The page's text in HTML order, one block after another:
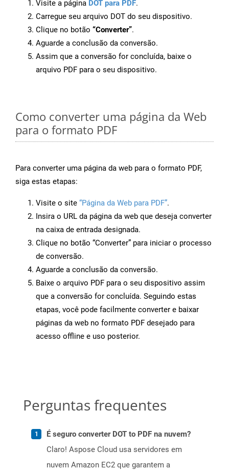
Visite a página DOT para PDF.
Carregue seu arquivo DOT do seu dispositivo.
Clique no botão “Converter”.
Aguarde a conclusão da conversão.
Assim que a conversão for concluída, baixe o
arquivo PDF para o seu dispositivo.
Como converter uma página da Web
para o formato PDF
Para converter uma página da web para o formato PDF,
siga estas etapas:
Visite o site “Página da Web para PDF”.
Insira o URL da página da web que deseja converter
na caixa de entrada designada.
Clique no botão “Converter” para iniciar o processo
de conversão.
Aguarde a conclusão da conversão.
Baixe o arquivo PDF para o seu dispositivo assim
que a conversão for concluída. Seguindo estas
etapas, você pode facilmente converter e baixar
páginas da web no formato PDF desejado para
acesso offline e uso posterior.
Perguntas frequentes
É seguro converter DOT to PDF na nuvem?
Claro! Aspose Cloud usa servidores em
nuvem Amazon EC2 que garantem a